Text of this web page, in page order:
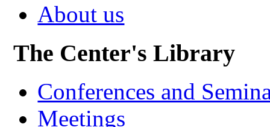
About us
The Center's Library
Conferences and
Meetings